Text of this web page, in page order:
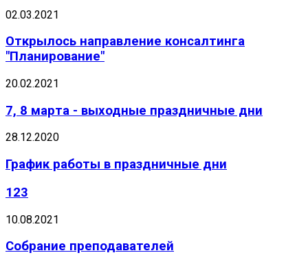
02.03.2021
Открылось направление консалтинга
"Планирование"
20.02.2021
7, 8 марта - выходные праздничные дни
28.12.2020
График работы в праздничные дни
123
10.08.2021
Собрание преподавателей